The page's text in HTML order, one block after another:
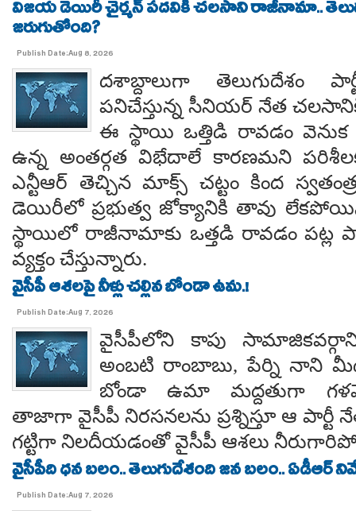
విజయ డెయిరీ చైర్మన్ పదవికి చలసాని రాజీనామా..
జరుగుతోంది?
Publish Date:Aug 8, 2026
దశాబ్దాలుగా తెలుగుదేశం
పనిచేస్తున్న సీనియర్ నేత
ఈ స్థాయి ఒత్తిడి రావడం వెనుక
ఉన్న అంతర్గత విభేదాలే కారణమని
ఎన్టీఆర్ తెచ్చిన మాక్స్ చట్టం కింద
డెయిరీలో ప్రభుత్వ జోక్యానికి తావు
స్థాయిలో రాజీనామాకు ఒత్తడి రావడం పట్ల
వ్యక్తం చేస్తున్నారు.
వైసీపీ ఆశలపై నీళ్లు చల్లిన బోండా ఉమ.!
Publish Date:Aug 7, 2026
వైసీపీలోని కాపు
అంబటి రాంబాబు, పేర్ని నాని
బోండా ఉమా మద్దతుగా
తాజాగా వైసీపీ నిరసనలను ప్రశ్నిస్తూ ఆ
గట్టిగా నిలదీయడంతో వైసీపీ ఆశలు
వైసీపీది ధన బలం.. తెలుగుదేశంది జన బలం.. ఏడీఆర్
Publish Date:Aug 7, 2026